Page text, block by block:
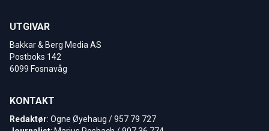
UTGIVAR
Bakkar & Berg Media AS
Postboks 142
6099 Fosnavåg
KONTAKT
Redaktør: Ogne Øyehaug / 957 79 727